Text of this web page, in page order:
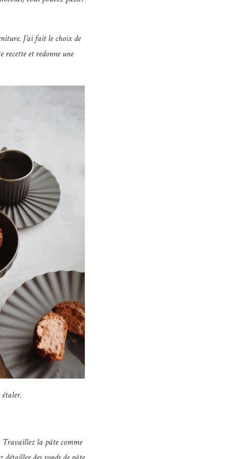
J’ai fait le choix de
recette et redonne une
Travaillez la pâte comme